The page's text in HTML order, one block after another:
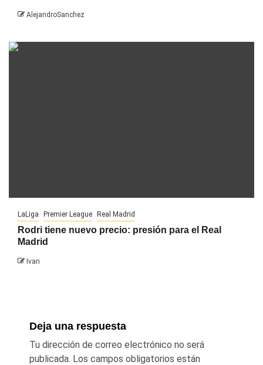
AlejandroSanchez
LaLiga Premier League Real Madrid
Rodri tiene nuevo precio: presión para el Real
Madrid
Ivan
Deja una respuesta
Tu dirección de correo electrónico no será
publicada. Los campos obligatorios están